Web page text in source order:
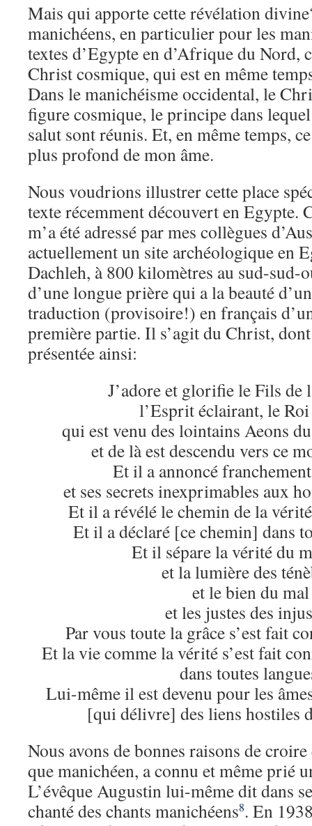
Mais qui apporte cette révélation
manichéens, en particulier pour les
textes d’Egypte en d’Afrique du Nord,
Christ cosmique, qui est en même
Dans le manichéisme occidental, le
figure cosmique, le principe dans
salut sont réunis. Et, en même temps,
plus profond de mon âme.
Nous voudrions illustrer cette place
texte récemment découvert en Egypte.
m’a été adressé par mes collègues
actuellement un site archéologique en
Dachleh, à 800 kilomètres au sud-sud-
d’une longue prière qui a la beauté
traduction (provisoire!) en français
première partie. Il s’agit du Christ,
présentée ainsi:
J’adore et glorifie le Fils de
l’Esprit éclairant, le
qui est venu des lointains Aeons
et de là est descendu vers ce
Et il a annoncé franchement
et ses secrets inexprimables aux
Et il a révélé le chemin de la
Et il a déclaré [ce chemin] dans
Et il sépare la vérité du
et la lumière des
et le bien du mal
et les justes des
Par vous toute la grâce s’est fait
Et la vie comme la vérité s’est fait
dans toutes
Lui-même il est devenu pour les
[qui délivre] des liens hostiles
Nous avons de bonnes raisons de
que manichéen, a connu et même prié
L’évêque Augustin lui-même dit dans
chanté des chants manichéens8. En